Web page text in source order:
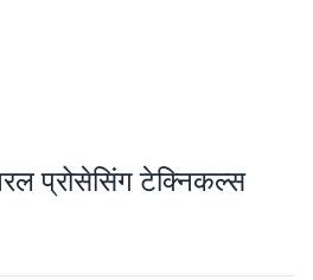
प्रोसेसिंग टेक्निकल्स